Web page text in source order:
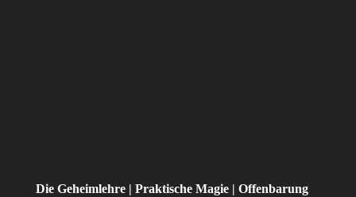
Die Geheimlehre | Praktische Magie | Offenbarung